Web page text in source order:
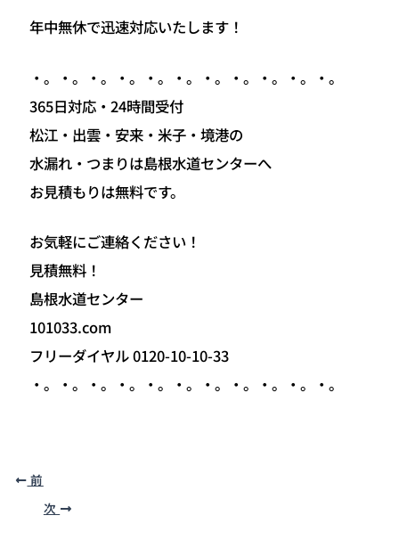
年中無休で迅速対応いたします！
・。・。・。・。・。・。・。・。・。・。・。
365日対応・24時間受付
松江・出雲・安来・米子・境港の
水漏れ・つまりは島根水道センターへ
お見積もりは無料です。
お気軽にご連絡ください！
見積無料！
島根水道センター
101033.com
フリーダイヤル 0120-10-10-33
・。・。・。・。・。・。・。・。・。・。・。
前
次